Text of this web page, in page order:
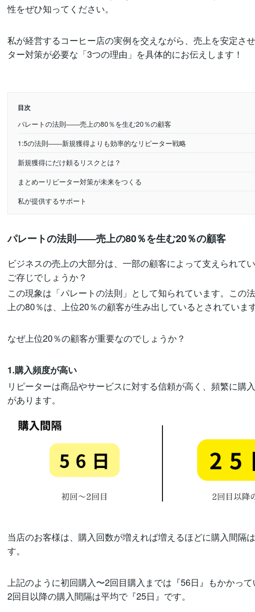
性をぜひ知ってください。
私が経営するコーヒー店の実例を交えながら、売上を安定さ
ター対策が必要な「3つの理由」を具体的にお伝えします！
目次
パレートの法則――売上の80％を生む20％の顧客
1:5の法則――新規獲得よりも効率的なリピーター戦略
新規獲得にだけ頼るリスクとは？
まとめーリピーター対策が未来をつくる
私が提供するサポート
パレートの法則――売上の80％を生む20％の顧客
ビジネスの売上の大部分は、一部の顧客によって支えられて
ご存じでしょうか？
この現象は「パレートの法則」として知られています。この
上の80％は、上位20％の顧客が生み出しているとされています
なぜ上位20％の顧客が重要なのでしょうか？
1.購入頻度が高い
リピーターは商品やサービスに対する信頼が高く、頻繁に購
があります。
当店のお客様は、購入回数が増えれば増えるほどに購入間隔
す。
上記のように初回購入〜2回目購入までは『56日』もかかって
2回目以降の購入間隔は平均で『25日』です。